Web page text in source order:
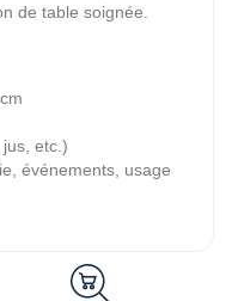
de table soignée.
etc.)
événements, usage